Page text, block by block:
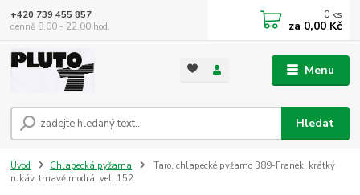
Menu
Hledat
+420 739 455 857
denně 8.00 - 22.00 hod.
0 ks
za 0,00 Kč
Úvod Chlapecká pyžama
Taro, chlapecké pyžamo 389-Franek, krátký
rukáv, tmavě modrá, vel. 152